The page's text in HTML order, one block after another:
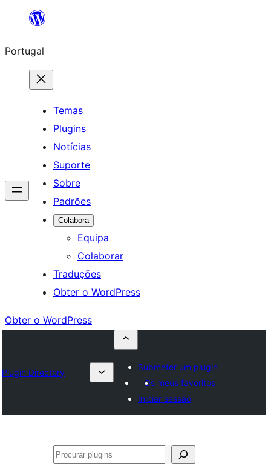
Saltar
o
conteúdo
Portugal
Temas
Plugins
Notícias
Suporte
Sobre
Padrões
Colabora
Equipa
Colaborar
Traduções
Obter o WordPress
Obter o WordPress
Plugin Directory
Submeter um plugin
Os meus favoritos
Iniciar sessão
Pesquisar